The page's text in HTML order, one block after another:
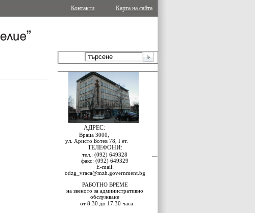
Карта на сайта
Контакти
АДРЕС:
Враца 3000,
ул. Христо Ботев 78, I ет.
ТЕЛЕФОНИ:
тел.: (092) 649328
факс: (092) 649329
E-mail:
odzg_vraca@mzh.government.bg
РАБОТНО ВРЕМЕ
на звеното за административно
обслужване
от 8.30 до 17.30 часа